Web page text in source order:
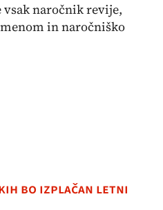
vsak naročnik revije,
in naročniško
bo izplačan letni